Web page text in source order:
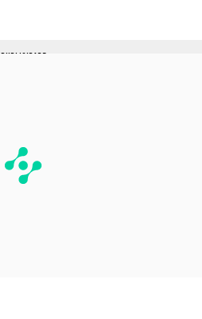
PUBLICIDADE